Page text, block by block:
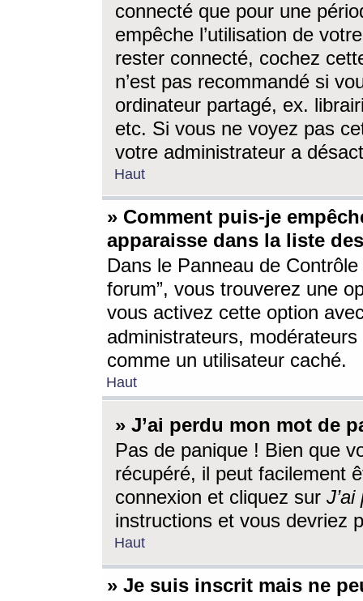
connecté que pour une
empêche l’utilisation de
rester connecté, cochez
n’est pas recommandé si
ordinateur partagé, ex.
etc. Si vous ne voyez pas
votre administrateur a
Haut
» Comment puis-je
apparaisse dans la liste
Dans le Panneau de
forum”, vous trouverez une
vous activez cette option
administrateurs,
comme un utilisateur caché.
Haut
» J’ai perdu mon mot de
Pas de panique ! Bien que
récupéré, il peut facilement
connexion et cliquez sur
instructions et vous devriez
Haut
» Je suis inscrit mais ne